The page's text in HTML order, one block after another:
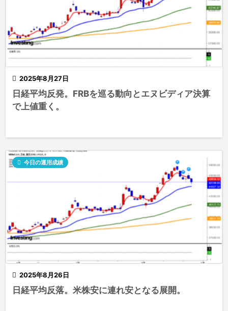
 2025年8月27日
日経平均反発。FRBを巡る動向とエヌビディア決算
で上値重く。
 2025年8月26日
 今日の運用成績
日経平均反落。米株安に連れ安となる展開。